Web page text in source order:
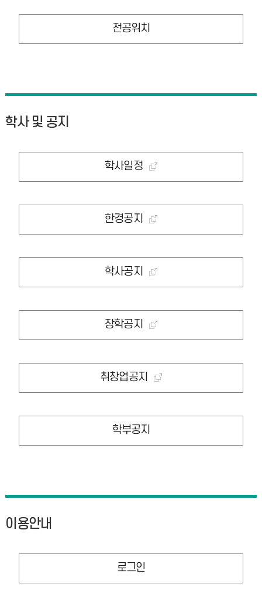
전공위치
학사 및 공지
학사일정
한경공지
학사공지
장학공지
취창업공지
학부공지
이용안내
로그인